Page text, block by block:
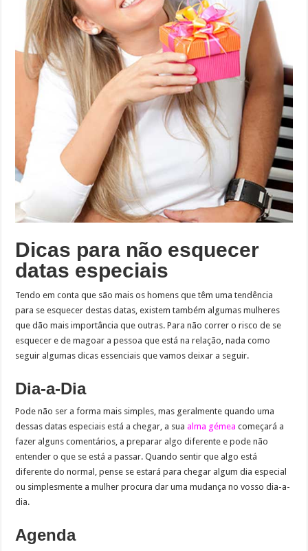
Dicas para não esquecer
datas especiais
Tendo em conta que são mais os homens que têm uma tendência
para se esquecer destas datas, existem também algumas mulheres
que dão mais importância que outras. Para não correr o risco de se
esquecer e de magoar a pessoa que está na relação, nada como
seguir algumas dicas essenciais que vamos deixar a seguir.
Dia-a-Dia
Pode não ser a forma mais simples, mas geralmente quando uma
dessas datas especiais está a chegar, a suaalma gémea começará a
fazer alguns comentários, a preparar algo diferente e pode não
entender o que se está a passar. Quando sentir que algo está
diferente do normal, pense se estará para chegar algum dia especial
ou simplesmente a mulher procura dar uma mudança no vosso dia-a-
dia.
Agenda